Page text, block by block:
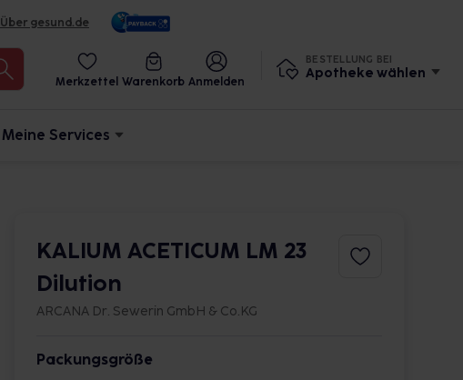
Über gesund.de
Merkzettel Warenkorb Anmelden
BESTELLUNG BEI
Apotheke wählen
Meine Services
KALIUM ACETICUM LM 23
Dilution
ARCANA Dr. Sewerin GmbH & Co.KG
Packungsgröße